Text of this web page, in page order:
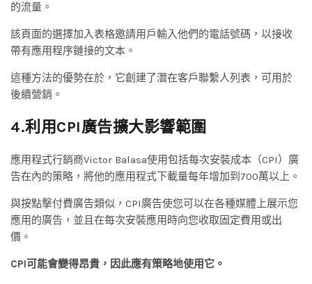
的流量。
該頁面的選擇加入表格邀請用戶輸入他們的電話號碼，以接收
帶有應用程序鏈接的文本。
這種方法的優勢在於，它創建了潛在客戶聯繫人列表，可用於
後續營銷。
4.利用CPI廣告擴大影響範圍
應用程式行銷商Victor Balasa使用包括每次安裝成本（CPI）廣
告在內的策略，將他的應用程式下載量每年增加到700萬以上。
與按點擊付費廣告類似，CPI廣告使您可以在各種媒體上展示您
應用的廣告，並且在每次安裝應用時向您收取固定費用或出
價。
CPI可能會變得昂貴，因此應有策略地使用它。